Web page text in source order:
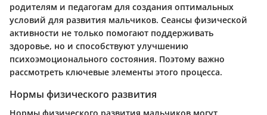
родителям и педагогам для создания оптимальных
условий для развития мальчиков. Сеансы физической
активности не только помогают поддерживать
здоровье, но и способствуют улучшению
психоэмоционального состояния. Поэтому важно
рассмотреть ключевые элементы этого процесса.
Нормы физического развития